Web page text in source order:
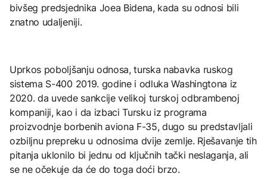
bivšeg predsjednika Joea Bidena, kada su odnosi bili
znatno udaljeniji.
Uprkos poboljšanju odnosa, turska nabavka ruskog
sistema S-400 2019. godine i odluka Washingtona iz
2020. da uvede sankcije velikoj turskoj odbrambenoj
kompaniji, kao i da izbaci Tursku iz programa
proizvodnje borbenih aviona F-35, dugo su predstavljali
ozbiljnu prepreku u odnosima dvije zemlje. Rješavanje tih
pitanja uklonilo bi jednu od ključnih tački neslaganja, ali
se ne očekuje da će do toga doći brzo.